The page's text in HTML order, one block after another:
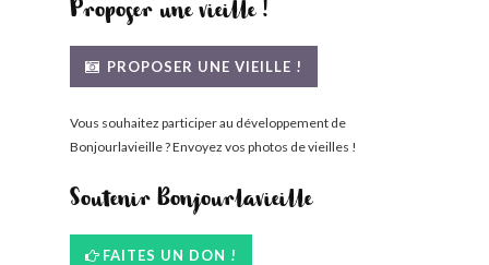
Proposer une vieille !
PROPOSER UNE VIEILLE !
Vous souhaitez participer au développement de
Bonjourlavieille ? Envoyez vos photos de vieilles !
Soutenir Bonjourlavieille
FAITES UN DON !